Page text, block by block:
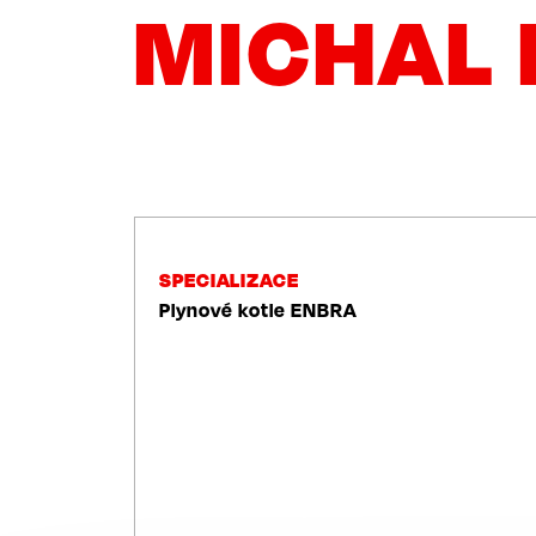
NAVIGACE
MICHAL
SPECIALIZACE
Plynové kotle ENBRA